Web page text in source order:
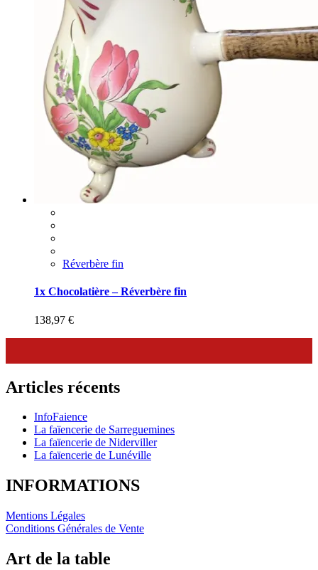
Réverbère fin
1x Chocolatière – Réverbère fin
138,97 €
Articles récents
InfoFaience
La faïencerie de Sarreguemines
La faïencerie de Niderviller
La faïencerie de Lunéville
INFORMATIONS
Mentions Légales
Conditions Générales de Vente
Art de la table